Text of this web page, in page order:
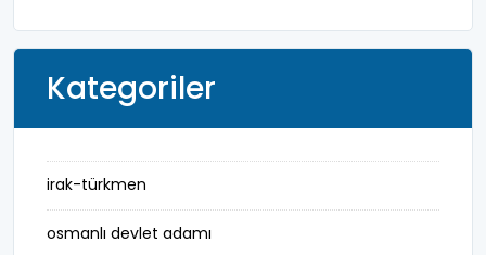
Kategoriler
irak-türkmen
osmanlı devlet adamı